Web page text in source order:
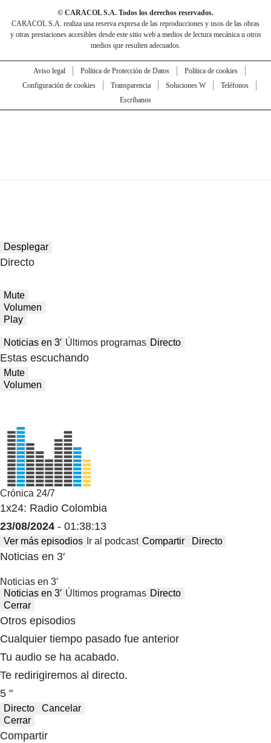
© CARACOL S.A. Todos los derechos reservados.
CARACOL S.A. realiza una reserva expresa de las reproducciones y usos de las obras
y otras prestaciones accesibles desde este sitio web a medios de lectura mecánica u otros
medios que resulten adecuados.
Aviso legal Política de Protección de Datos
Política de cookies
Configuración de cookies
Transparencia Soluciones W
Teléfonos
Escríbanos
Desplegar
Directo
Mute
Volumen
Play
Noticias en 3′ Últimos programas Directo
Estas escuchando
Mute
Volumen
Crónica 24/7
1x24: Radio Colombia
23/08/2024 - 01:38:13
Ver más episodios Ir al podcast Compartir Directo
Noticias en 3′
Noticias en 3′
Noticias en 3′ Últimos programas Directo
Cerrar
Otros episodios
Cualquier tiempo pasado fue anterior
Tu audio se ha acabado.
Te redirigiremos al directo.
5 "
Directo
Cancelar
Cerrar
Compartir